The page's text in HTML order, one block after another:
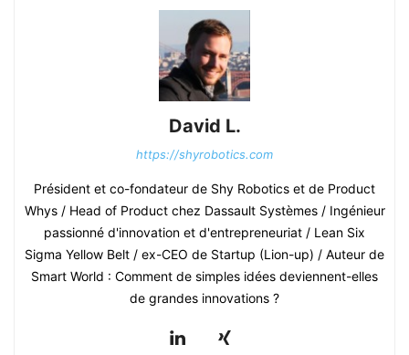
David L.
https://shyrobotics.com
Président et co-fondateur de Shy Robotics et de Product
Whys / Head of Product chez Dassault Systèmes / Ingénieur
passionné d'innovation et d'entrepreneuriat / Lean Six
Sigma Yellow Belt / ex-CEO de Startup (Lion-up) / Auteur de
Smart World : Comment de simples idées deviennent-elles
de grandes innovations ?